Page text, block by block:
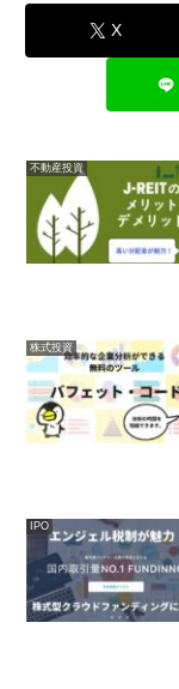
X
不動産投資
株式投資
IPO